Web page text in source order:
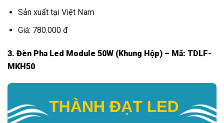
Sản xuất tại Việt Nam
Giá: 780.000 đ
3. Đèn Pha Led Module 50W (Khung Hộp) – Mã: TDLF-
MKH50